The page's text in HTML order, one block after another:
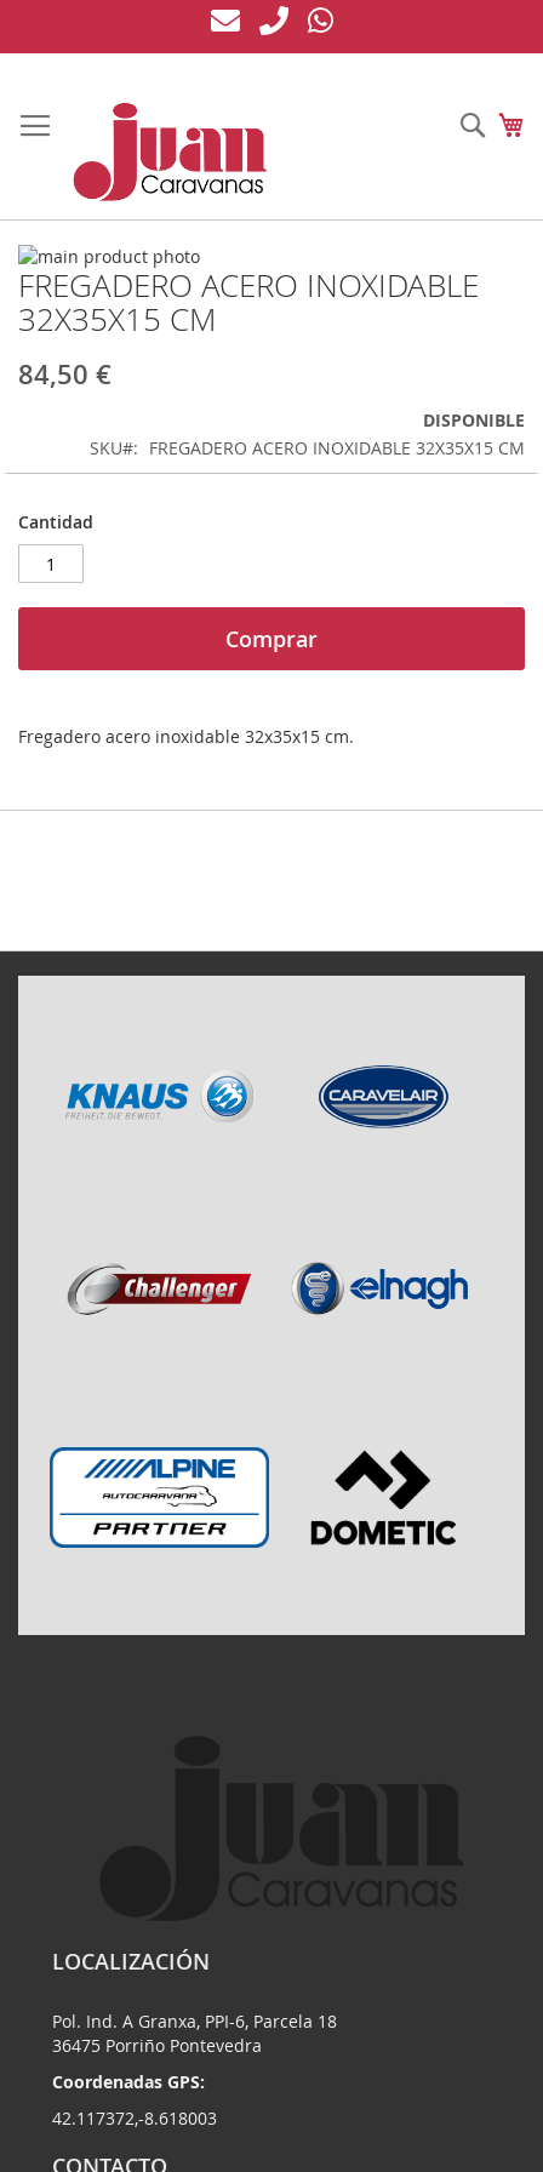
contenido
FREGADERO ACERO INOXIDABLE
32X35X15 CM
84,50 €
DISPONIBLE
SKU
FREGADERO ACERO INOXIDABLE 32X35X15 CM
Cantidad
Comprar
Fregadero acero inoxidable 32x35x15 cm.
Saltar
al
final
de
galería
Saltar
al
comienzo
la
imágenes
LOCALIZACIÓN
Pol. Ind. A Granxa, PPI-6, Parcela 18
36475 Porriño Pontevedra
Coordenadas GPS:
42.117372,-8.618003
CONTACTO